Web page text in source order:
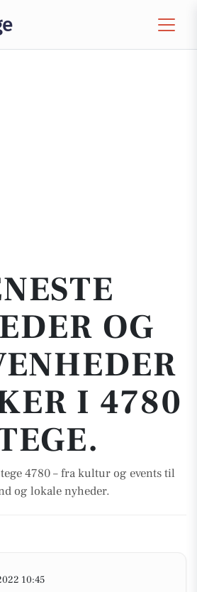
OG
I 4780
4780 – fra kultur og events til
og lokale nyheder.
10:45